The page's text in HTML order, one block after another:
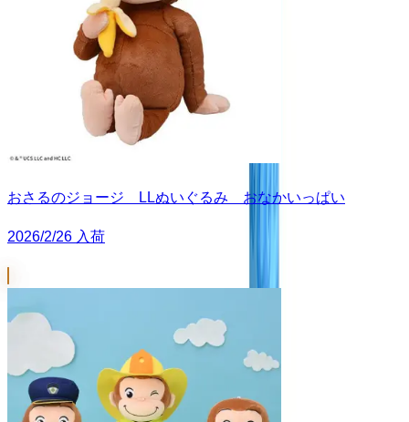
おさるのジョージ LLぬいぐるみ おなかいっぱい
2026/2/26 入荷